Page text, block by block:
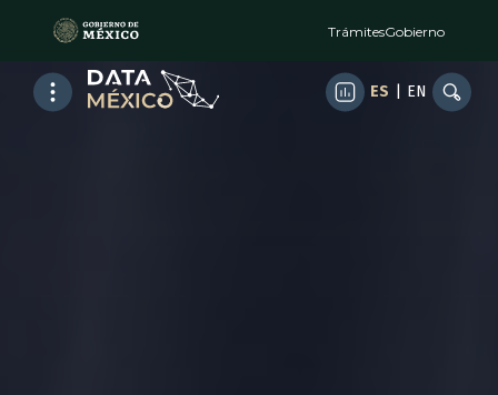
TrámitesGobierno
ES EN